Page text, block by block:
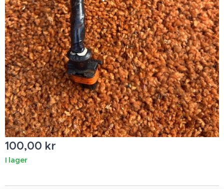
100,00 kr
I lager